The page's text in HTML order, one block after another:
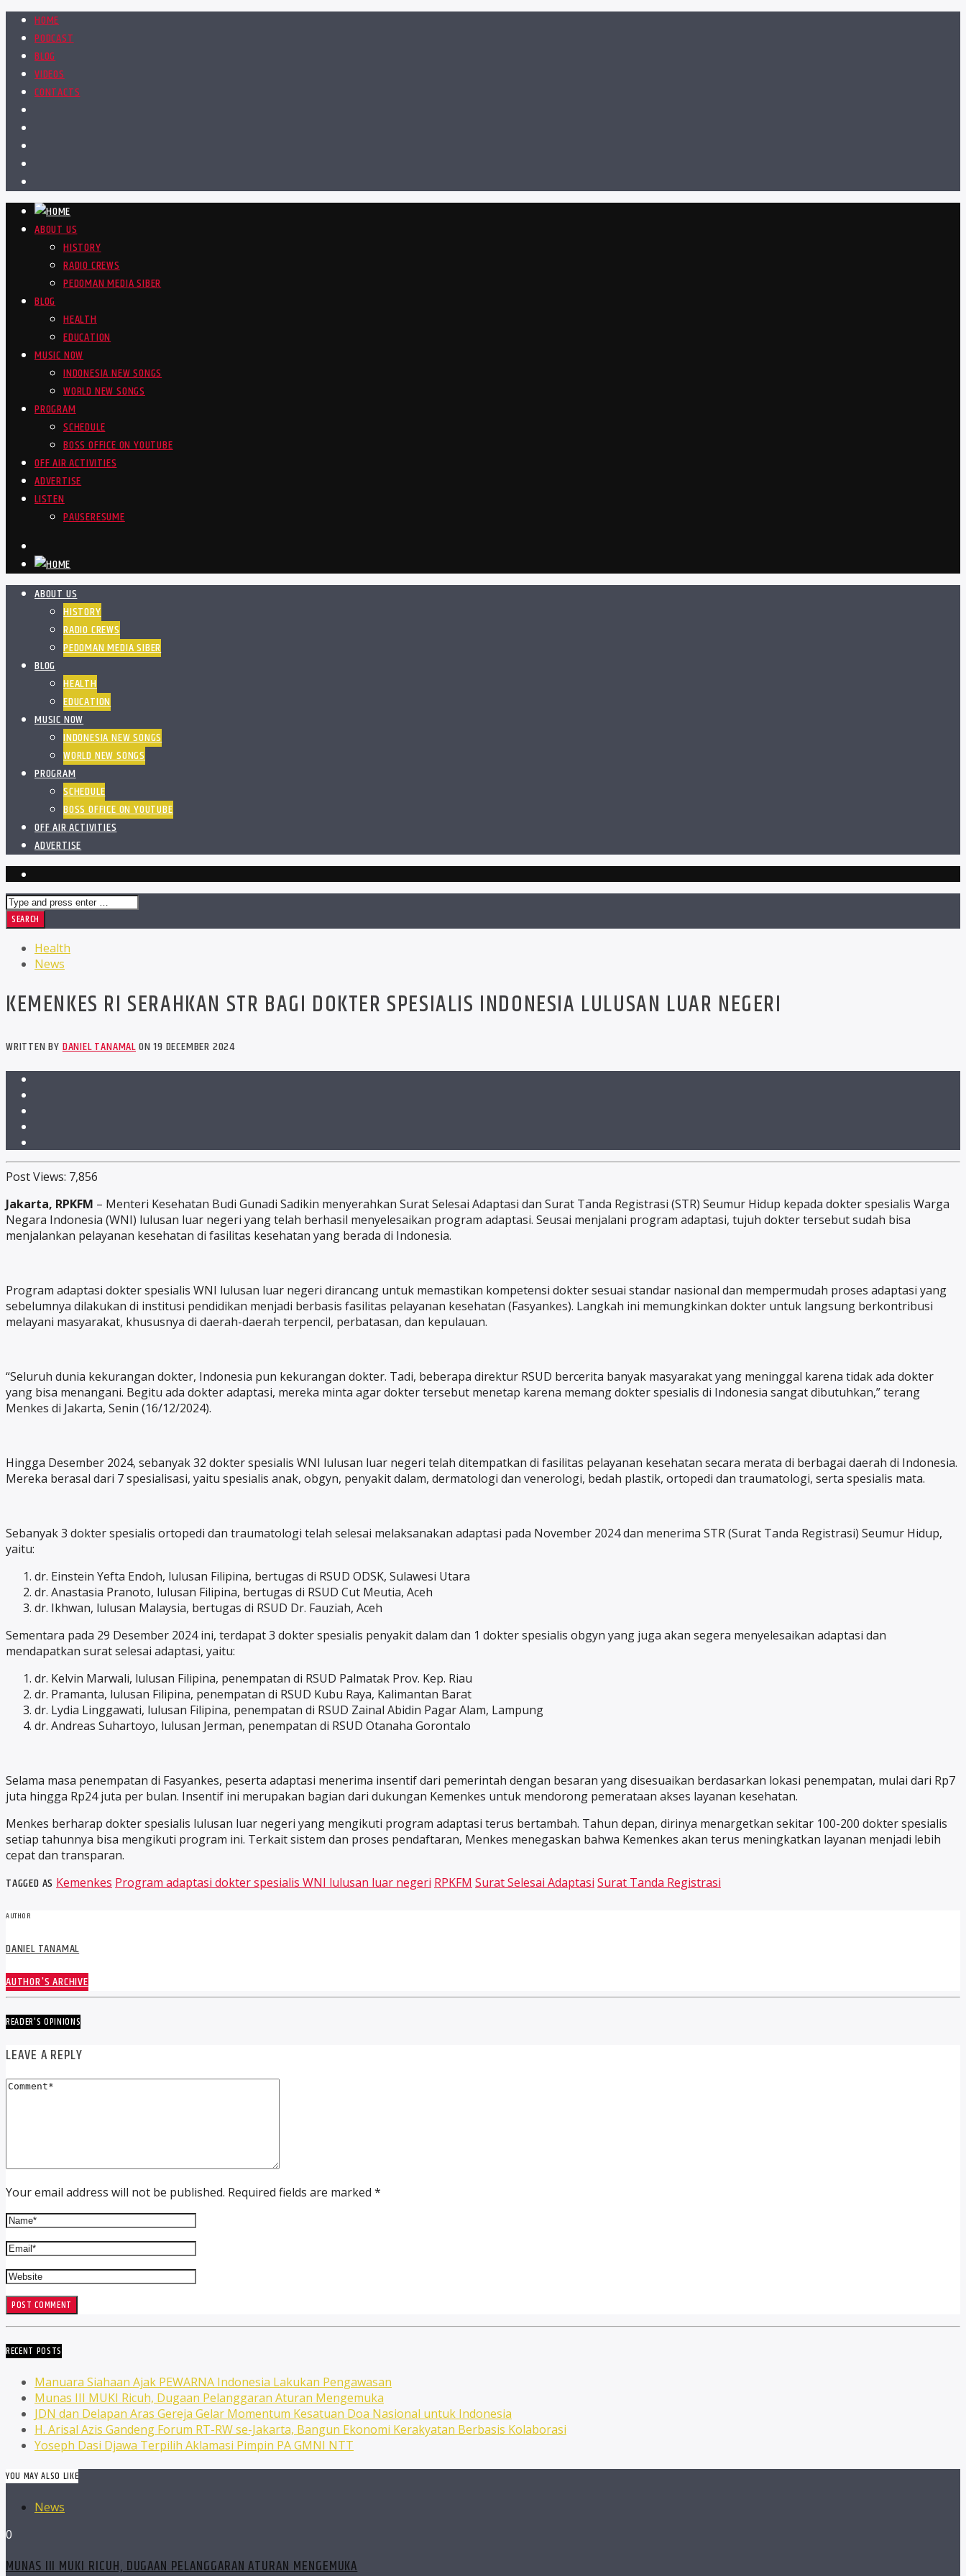
HOME
PODCAST
BLOG
VIDEOS
CONTACTS
ABOUT US
HISTORY
RADIO CREWS
PEDOMAN MEDIA SIBER
BLOG
HEALTH
EDUCATION
MUSIC NOW
INDONESIA NEW SONGS
WORLD NEW SONGS
PROGRAM
SCHEDULE
BOSS OFFICE ON YOUTUBE
OFF AIR ACTIVITIES
ADVERTISE
LISTEN
PAUSERESUME
ABOUT US
HISTORY
RADIO CREWS
PEDOMAN MEDIA SIBER
BLOG
HEALTH
EDUCATION
MUSIC NOW
INDONESIA NEW SONGS
WORLD NEW SONGS
PROGRAM
SCHEDULE
BOSS OFFICE ON YOUTUBE
OFF AIR ACTIVITIES
ADVERTISE
Health
News
KEMENKES RI SERAHKAN STR BAGI DOKTER SPESIALIS INDONESIA LULUSAN LUAR NEGERI
WRITTEN BYDANIEL TANAMALON 19 DECEMBER 2024
Post Views: 7,856
Jakarta, RPKFM – Menteri Kesehatan Budi Gunadi Sadikin menyerahkan Surat Selesai Adaptasi dan Surat Tanda Registrasi (STR) Seumur Hidup kepada dokter spesialis Warga
Negara Indonesia (WNI) lulusan luar negeri yang telah berhasil menyelesaikan program adaptasi. Seusai menjalani program adaptasi, tujuh dokter tersebut sudah bisa
menjalankan pelayanan kesehatan di fasilitas kesehatan yang berada di Indonesia.
Program adaptasi dokter spesialis WNI lulusan luar negeri dirancang untuk memastikan kompetensi dokter sesuai standar nasional dan mempermudah proses adaptasi yang
sebelumnya dilakukan di institusi pendidikan menjadi berbasis fasilitas pelayanan kesehatan (Fasyankes). Langkah ini memungkinkan dokter untuk langsung berkontribusi
melayani masyarakat, khususnya di daerah-daerah terpencil, perbatasan, dan kepulauan.
“Seluruh dunia kekurangan dokter, Indonesia pun kekurangan dokter. Tadi, beberapa direktur RSUD bercerita banyak masyarakat yang meninggal karena tidak ada dokter
yang bisa menangani. Begitu ada dokter adaptasi, mereka minta agar dokter tersebut menetap karena memang dokter spesialis di Indonesia sangat dibutuhkan,” terang
Menkes di Jakarta, Senin (16/12/2024).
Hingga Desember 2024, sebanyak 32 dokter spesialis WNI lulusan luar negeri telah ditempatkan di fasilitas pelayanan kesehatan secara merata di berbagai daerah di Indonesia.
Mereka berasal dari 7 spesialisasi, yaitu spesialis anak, obgyn, penyakit dalam, dermatologi dan venerologi, bedah plastik, ortopedi dan traumatologi, serta spesialis mata.
Sebanyak 3 dokter spesialis ortopedi dan traumatologi telah selesai melaksanakan adaptasi pada November 2024 dan menerima STR (Surat Tanda Registrasi) Seumur Hidup,
yaitu:
dr. Einstein Yefta Endoh, lulusan Filipina, bertugas di RSUD ODSK, Sulawesi Utara
dr. Anastasia Pranoto, lulusan Filipina, bertugas di RSUD Cut Meutia, Aceh
dr. Ikhwan, lulusan Malaysia, bertugas di RSUD Dr. Fauziah, Aceh
Sementara pada 29 Desember 2024 ini, terdapat 3 dokter spesialis penyakit dalam dan 1 dokter spesialis obgyn yang juga akan segera menyelesaikan adaptasi dan
mendapatkan surat selesai adaptasi, yaitu:
dr. Kelvin Marwali, lulusan Filipina, penempatan di RSUD Palmatak Prov. Kep. Riau
dr. Pramanta, lulusan Filipina, penempatan di RSUD Kubu Raya, Kalimantan Barat
dr. Lydia Linggawati, lulusan Filipina, penempatan di RSUD Zainal Abidin Pagar Alam, Lampung
dr. Andreas Suhartoyo, lulusan Jerman, penempatan di RSUD Otanaha Gorontalo
Selama masa penempatan di Fasyankes, peserta adaptasi menerima insentif dari pemerintah dengan besaran yang disesuaikan berdasarkan lokasi penempatan, mulai dari Rp7
juta hingga Rp24 juta per bulan. Insentif ini merupakan bagian dari dukungan Kemenkes untuk mendorong pemerataan akses layanan kesehatan.
Menkes berharap dokter spesialis lulusan luar negeri yang mengikuti program adaptasi terus bertambah. Tahun depan, dirinya menargetkan sekitar 100-200 dokter spesialis
setiap tahunnya bisa mengikuti program ini. Terkait sistem dan proses pendaftaran, Menkes menegaskan bahwa Kemenkes akan terus meningkatkan layanan menjadi lebih
cepat dan transparan.
TAGGED AS Kemenkes Program adaptasi dokter spesialis WNI lulusan luar negeri RPKFM Surat Selesai Adaptasi Surat Tanda Registrasi
AUTHOR
DANIEL TANAMAL
AUTHOR'S ARCHIVE
READER'S OPINIONS
LEAVE A REPLY
Your email address will not be published. Required fields are marked *
RECENT POSTS
Manuara Siahaan Ajak PEWARNA Indonesia Lakukan Pengawasan
Munas III MUKI Ricuh, Dugaan Pelanggaran Aturan Mengemuka
JDN dan Delapan Aras Gereja Gelar Momentum Kesatuan Doa Nasional untuk Indonesia
H. Arisal Azis Gandeng Forum RT-RW se-Jakarta, Bangun Ekonomi Kerakyatan Berbasis Kolaborasi
Yoseph Dasi Djawa Terpilih Aklamasi Pimpin PA GMNI NTT
YOU MAY ALSO LIKE
News
0
MUNAS III MUKI RICUH, DUGAAN PELANGGARAN ATURAN MENGEMUKA